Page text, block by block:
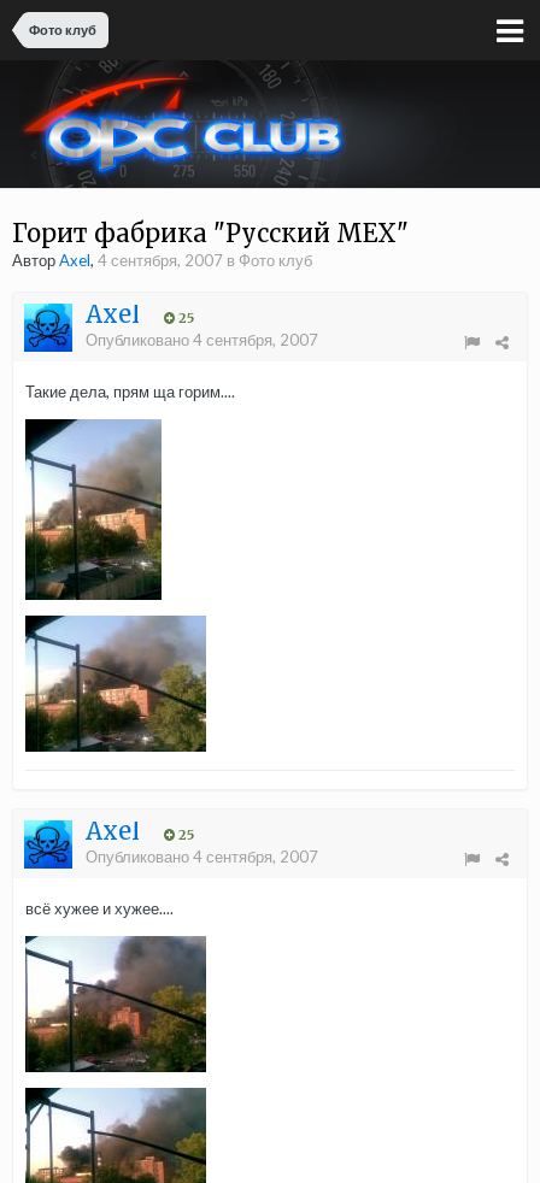
Фото клуб
Горит фабрика "Русский МЕХ"
АвторAxel, 4 сентября, 2007 в Фото клуб
Axel 25
Опубликовано4 сентября, 2007
Такие дела, прям ща горим....
Axel 25
Опубликовано4 сентября, 2007
всё хужее и хужее....